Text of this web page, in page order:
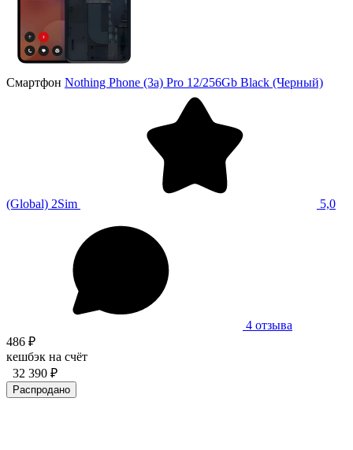
Смартфон Nothing Phone (3a) Pro 12/256Gb Black (Черный)
(Global) 2Sim 5,0
4 отзыва
486 ₽
кешбэк на счёт
32 390 ₽
Распродано